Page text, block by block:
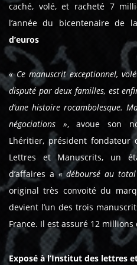
caché, volé, et racheté 7
l’année du bicentenaire de
d’euros
« Ce manuscrit exceptionnel,
disputé par deux familles, est
d’une histoire rocambolesque.
négociations », avoue son
Lhéritier, président fondateur
Lettres et Manuscrits, un
d’affaires a« déboursé au
original très convoité du
devient l’un des trois
France. Il est assuré 12 millions
Exposé à l’Institut des lettres